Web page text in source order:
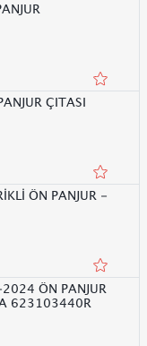
ÇITASI
ÖN PANJUR -
ÖN PANJUR
623103440R